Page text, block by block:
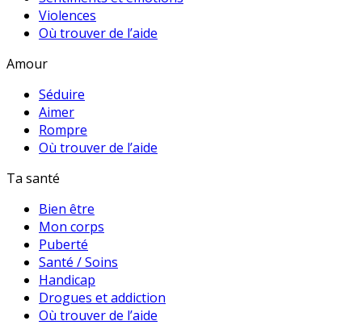
Violences
Où trouver de l’aide
Amour
Séduire
Aimer
Rompre
Où trouver de l’aide
Ta santé
Bien être
Mon corps
Puberté
Santé / Soins
Handicap
Drogues et addiction
Où trouver de l’aide